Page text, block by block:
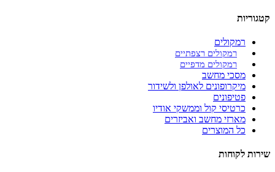
קטגוריות
רמקולים
רמקולים רצפתיים
רמקולים מדפיים
מסכי מחשב
מיקרופונים לאולפן ולשידור
פטיפונים
כרטיסי קול וממשקי אודיו
מארזי מחשב ואביזרים
כל המוצרים
שירות לקוחות